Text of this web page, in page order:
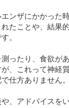
ンザにかかった
たことや、結果
。
ったり、食欲が
が、これって神経
仕方ありません。
、アドバイスを